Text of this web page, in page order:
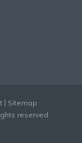
Sitemap
reserved.